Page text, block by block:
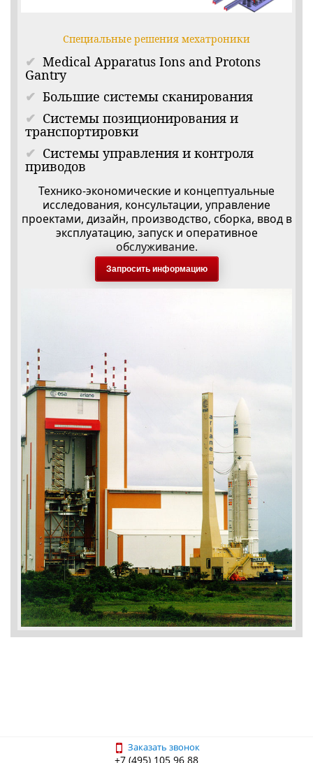
Специальные решения мехатроники
Medical Apparatus Ions and Protons
Gantry
Большие системы сканирования
Системы позиционирования и
транспортировки
Системы управления и контроля
приводов
Технико-экономические и концептуальные
исследования, консультации, управление
проектами, дизайн, производство, сборка, ввод в
эксплуатацию, запуск и оперативное
обслуживание.
Запросить информацию
Заказать звонок
+7 (495) 105 96 88